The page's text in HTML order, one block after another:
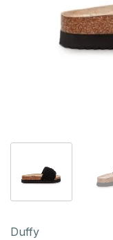
Duffy